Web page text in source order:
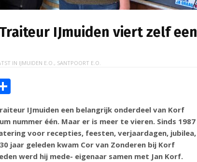
IJmuiden viert zelf een
IN IJMUIDEN E.O., SANTPOORT E.O.
e
n
IJmuiden een belangrijk onderdeel van Korf
nummer één. Maar er is meer te vieren. Sinds 1987
voor recepties, feesten, verjaardagen, jubilea,
jaar geleden kwam Cor van Zonderen bij Korf
werd hij mede- eigenaar samen met Jan Korf.